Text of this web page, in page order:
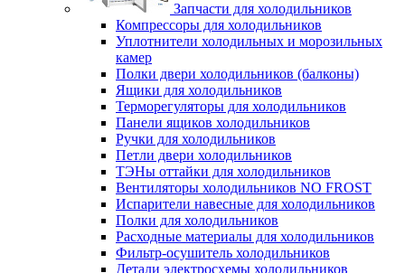
Запчасти для холодильников
Компрессоры для холодильников
Уплотнители холодильных и морозильных
камер
Полки двери холодильников (балконы)
Ящики для холодильников
Терморегуляторы для холодильников
Панели ящиков холодильников
Ручки для холодильников
Петли двери холодильников
ТЭНы оттайки для холодильников
Вентиляторы холодильников NO FROST
Испарители навесные для холодильников
Полки для холодильников
Расходные материалы для холодильников
Фильтр-осушитель холодильников
Детали электросхемы холодильников